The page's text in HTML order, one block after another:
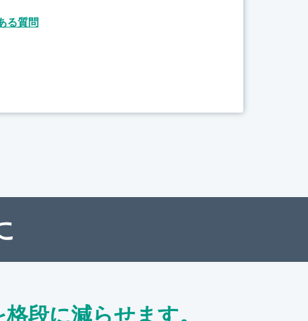
る質問
段に減らせます。